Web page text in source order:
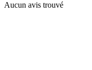
Aucun avis trouvé